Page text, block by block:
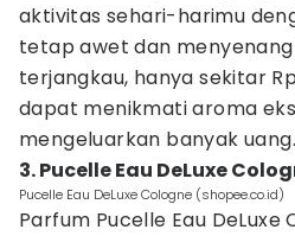
aktivitas sehari-harimu
tetap awet dan
terjangkau, hanya sekitar
dapat menikmati aroma
mengeluarkan banyak uang.
3. Pucelle Eau DeLuxe
Pucelle Eau DeLuxe Cologne (shopee.co.id)
Parfum Pucelle Eau